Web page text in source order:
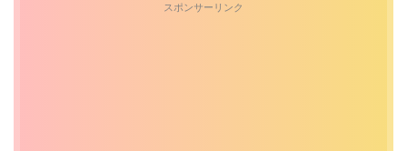
スポンサーリンク